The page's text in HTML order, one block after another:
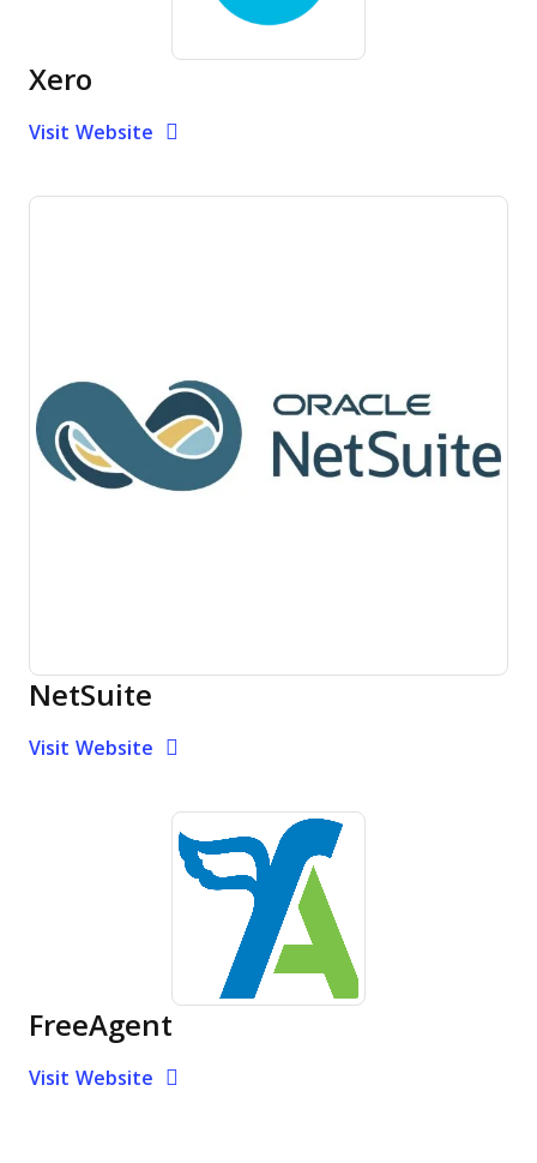
Xero
Visit Website Opens New Window
NetSuite
Visit Website Opens New Window
FreeAgent
Visit Website Opens New Window